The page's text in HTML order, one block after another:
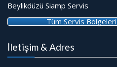
Beylikdüzü Siamp Servis
Tüm Servis Bölgeleri
İletişim & Adres